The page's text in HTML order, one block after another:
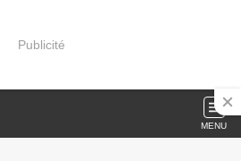
Publicité
MENU